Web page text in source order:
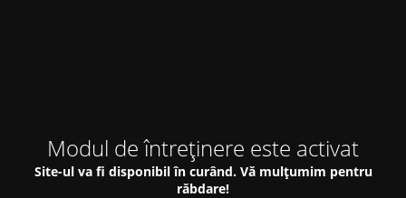
Modul de întreținere este activat
Site-ul va fi disponibil în curând. Vă mulțumim pentru
răbdare!